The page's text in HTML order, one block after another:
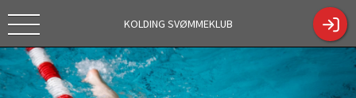
KOLDING SVØMMEKLUB
Tekstc
https://kol